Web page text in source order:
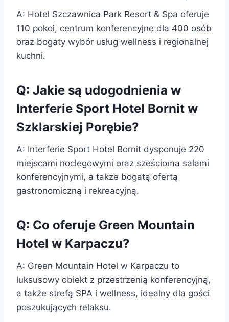
A: Hotel Szczawnica Park Resort & Spa oferuje
110 pokoi, centrum konferencyjne dla 400 osób
oraz bogaty wybór usług wellness i regionalnej
kuchni.
Q: Jakie są udogodnienia w
Interferie Sport Hotel Bornit w
Szklarskiej Porębie?
A: Interferie Sport Hotel Bornit dysponuje 220
miejscami noclegowymi oraz sześcioma salami
konferencyjnymi, a także bogatą ofertą
gastronomiczną i rekreacyjną.
Q: Co oferuje Green Mountain
Hotel w Karpaczu?
A: Green Mountain Hotel w Karpaczu to
luksusowy obiekt z przestrzenią konferencyjną,
a także strefą SPA i wellness, idealny dla gości
poszukujących relaksu.